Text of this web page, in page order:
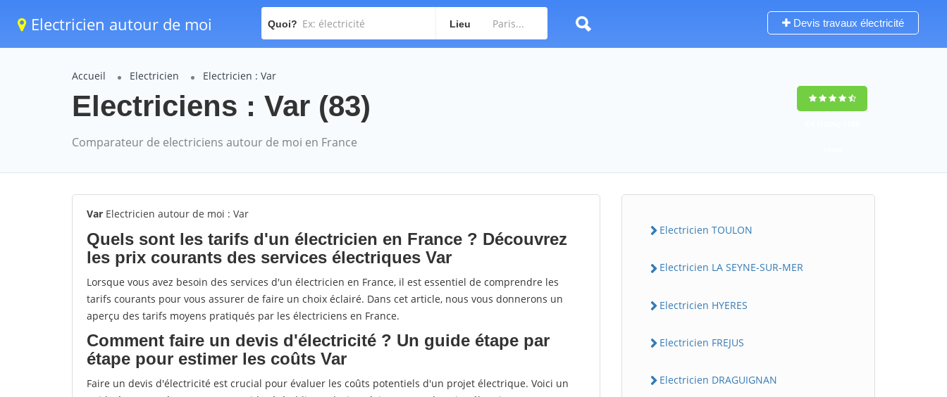
Electricien autour de moi Quoi? Lieu Devis travaux électricité
Accueil Electricien Electricien : Var
Electriciens : Var (83)
Comparateur de electriciens autour de moi en France
Var Electricien autour de moi : Var
Quels sont les tarifs d'un électricien en France ? Découvrez
les prix courants des services électriques Var
Lorsque vous avez besoin des services d'un électricien en France, il est essentiel de comprendre les
tarifs courants pour vous assurer de faire un choix éclairé. Dans cet article, nous vous donnerons un
aperçu des tarifs moyens pratiqués par les électriciens en France.
Comment faire un devis d'électricité ? Un guide étape par
étape pour estimer les coûts Var
Faire un devis d'électricité est crucial pour évaluer les coûts potentiels d'un projet électrique. Voici un
Electricien TOULON
Electricien LA SEYNE-SUR-MER
Electricien HYERES
Electricien FREJUS
Electricien DRAGUIGNAN